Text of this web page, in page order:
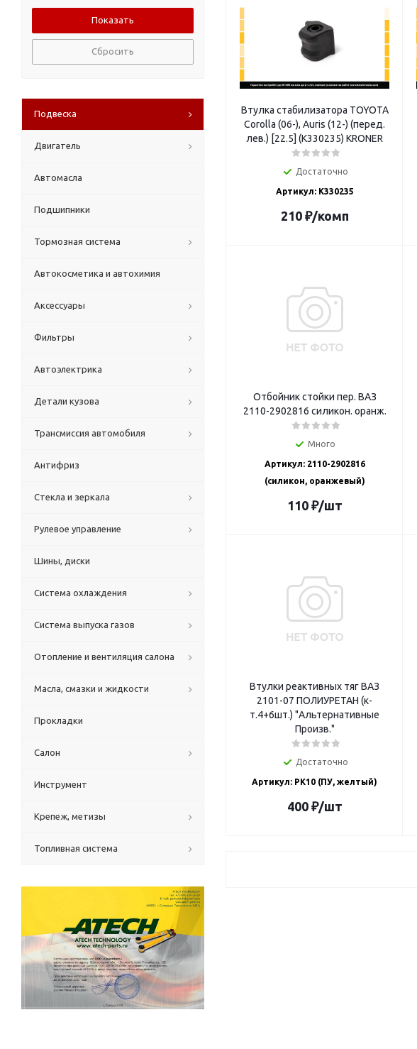
Втулка стабилизатора TOYOTA
Corolla (06-), Auris (12-) (перед.
лев.) [22.5] (K330235) KRONER
Достаточно
Артикул: K330235
210₽/комп
Отбойник стойки пер. ВАЗ
2110-2902816 силикон. оранж.
Много
Артикул: 2110-2902816
(силикон, оранжевый)
110₽/шт
Втулки реактивных тяг ВАЗ
2101-07 ПОЛИУРЕТАН (к-
т.4+6шт.) "Альтернативные
Произв."
Достаточно
Артикул: РК10 (ПУ, желтый)
400₽/шт
Opel
Renault
VW
Сбросить
Подвеска
Двигатель
Автомасла
Подшипники
Тормозная система
Автокосметика и автохимия
Аксессуары
Фильтры
Автоэлектрика
Детали кузова
Трансмиссия автомобиля
Антифриз
Стекла и зеркала
Рулевое управление
Шины, диски
Система охлаждения
Система выпуска газов
Отопление и вентиляция салона
Масла, смазки и жидкости
Прокладки
Салон
Инструмент
Крепеж, метизы
Топливная система